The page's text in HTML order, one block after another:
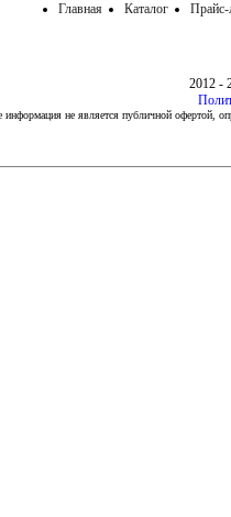
Главная Каталог Прайс-
2012 -
информация не является публичной